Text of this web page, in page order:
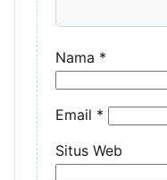
Nama *
Email *
Situs Web